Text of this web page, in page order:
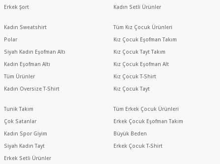
Erkek Şort
Kadın Sweatshirt
Polar
Siyah Kadın Eşofman Altı
Kadın Eşofman Altı
Tüm Ürünler
Kadın Oversize T-Shirt
Tunik Takım
Çok Satanlar
Kadın Spor Giyim
Siyah Kadın Tayt
Erkek Setli Ürünler
Kadın Setli Ürünler
Tüm Kız Çocuk Ürünleri
Kız Çocuk Eşofman Takım
Kız Çocuk Tayt Takım
Kız Çocuk Eşofman Alt
Kız Çocuk T-Shirt
Kız Çocuk Tayt
Tüm Erkek Çocuk Ürünleri
Erkek Çocuk Eşofman Takım
Büyük Beden
Erkek Çocuk T-Shirt